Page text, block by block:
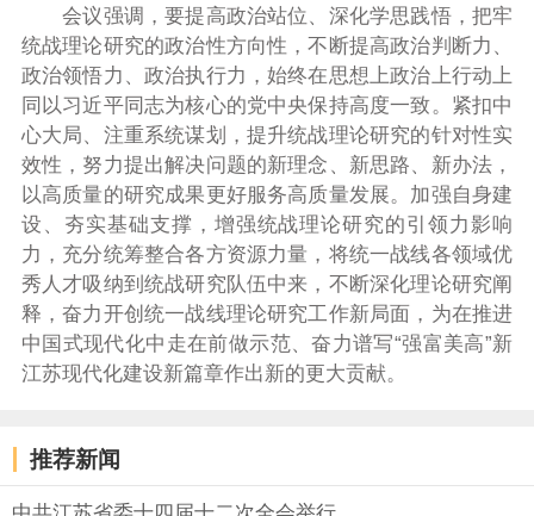
会议强调，要提高政治站位、深化学思践悟，把牢
统战理论研究的政治性方向性，不断提高政治判断力、
政治领悟力、政治执行力，始终在思想上政治上行动上
同以习近平同志为核心的党中央保持高度一致。紧扣中
心大局、注重系统谋划，提升统战理论研究的针对性实
效性，努力提出解决问题的新理念、新思路、新办法，
以高质量的研究成果更好服务高质量发展。加强自身建
设、夯实基础支撑，增强统战理论研究的引领力影响
力，充分统筹整合各方资源力量，将统一战线各领域优
秀人才吸纳到统战研究队伍中来，不断深化理论研究阐
释，奋力开创统一战线理论研究工作新局面，为在推进
中国式现代化中走在前做示范、奋力谱写“强富美高”新
江苏现代化建设新篇章作出新的更大贡献。
推荐新闻